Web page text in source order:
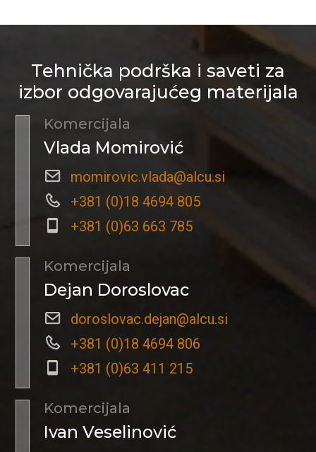
Tehnička podrška i saveti za
izbor odgovarajućeg materijala
Komercijala
Vlada Momirović
momirovic.vlada@alcu.si
+381 (0)18 4694 805
+381 (0)63 663 785
Komercijala
Dejan Doroslovac
doroslovac.dejan@alcu.si
+381 (0)18 4694 806
+381 (0)63 411 215
Komercijala
Ivan Veselinović